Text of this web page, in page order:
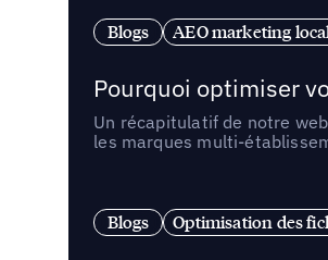
Blogs AEO marketing
Pourquoi optimiser
Un récapitulatif de notre
les marques multi-
Blogs Optimisation des